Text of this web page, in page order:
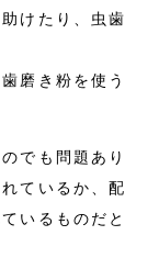
けたり、虫歯
磨き粉を使う
でも問題あり
ているか、配
いるものだと